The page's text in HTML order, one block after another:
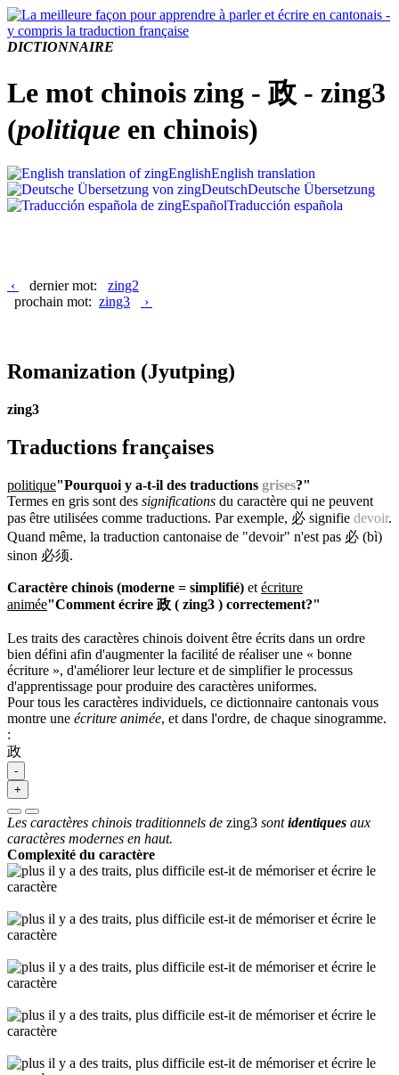
DICTIONNAIRE
Le mot chinois zing - 政 - zing3
(politique en chinois)
EnglishEnglish translation
DeutschDeutsche Übersetzung
EspañolTraducción española
‹ dernier mot: zing2
prochain mot: zing3 ›
Romanization (Jyutping)
zing3
Traductions françaises
politique"Pourquoi y a-t-il des traductions grises?"
Termes en gris sont des significations du caractère qui ne peuvent
pas être utilisées comme traductions. Par exemple, 必 signifie devoir.
Quand même, la traduction cantonaise de "devoir" n'est pas 必 (bì)
sinon 必须.
Caractère chinois (moderne = simplifié) et écriture
animée"Comment écrire 政 ( zing3 ) correctement?"
Les traits des caractères chinois doivent être écrits dans un ordre
bien défini afin d'augmenter la facilité de réaliser une « bonne
écriture », d'améliorer leur lecture et de simplifier le processus
d'apprentissage pour produire des caractères uniformes.
Pour tous les caractères individuels, ce dictionnaire cantonais vous
montre une écriture animée, et dans l'ordre, de chaque sinogramme.
:
政
-
+
Les caractères chinois traditionnels de zing3 sontidentiques aux
caractères modernes en haut.
Complexité du caractère